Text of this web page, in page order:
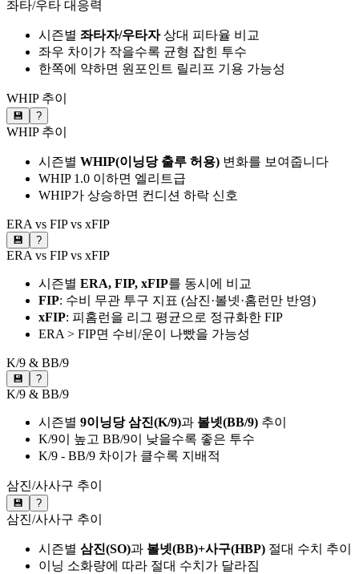
좌타/우타 대응력
시즌별 좌타자/우타자상대 피타율 비교
좌우 차이가 작을수록 균형 잡힌 투수
한쪽에 약하면 원포인트 릴리프 기용 가능성
WHIP 추이
💾 ?
WHIP 추이
시즌별 WHIP(이닝당 출루 허용) 변화를 보여줍니다
WHIP 1.0 이하면 엘리트급
WHIP가 상승하면 컨디션 하락 신호
ERA vs FIP vs xFIP
💾 ?
ERA vs FIP vs xFIP
시즌별 ERA, FIP, xFIP를 동시에 비교
FIP: 수비 무관 투구 지표 (삼진·볼넷·홈런만 반영)
xFIP: 피홈런을 리그 평균으로 정규화한 FIP
ERA > FIP면 수비/운이 나빴을 가능성
K/9 & BB/9
💾 ?
K/9 & BB/9
시즌별 9이닝당 삼진(K/9)과 볼넷(BB/9) 추이
K/9이 높고 BB/9이 낮을수록 좋은 투수
K/9 - BB/9 차이가 클수록 지배적
삼진/사사구 추이
💾 ?
삼진/사사구 추이
시즌별 삼진(SO)과 볼넷(BB)+사구(HBP) 절대 수치 추이
이닝 소화량에 따라 절대 수치가 달라짐